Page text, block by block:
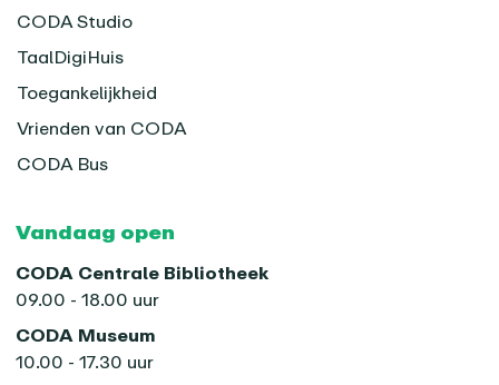
CODA Studio
TaalDigiHuis
Toegankelijkheid
Vrienden van CODA
CODA Bus
Vandaag open
CODA Centrale Bibliotheek
09.00 - 18.00 uur
CODA Museum
10.00 - 17.30 uur